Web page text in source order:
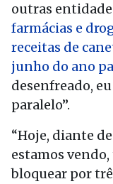
outras
farmácias e
receitas de
junho do ano
desenfreado,
paralelo”.
“Hoje, diante
estamos
bloquear por